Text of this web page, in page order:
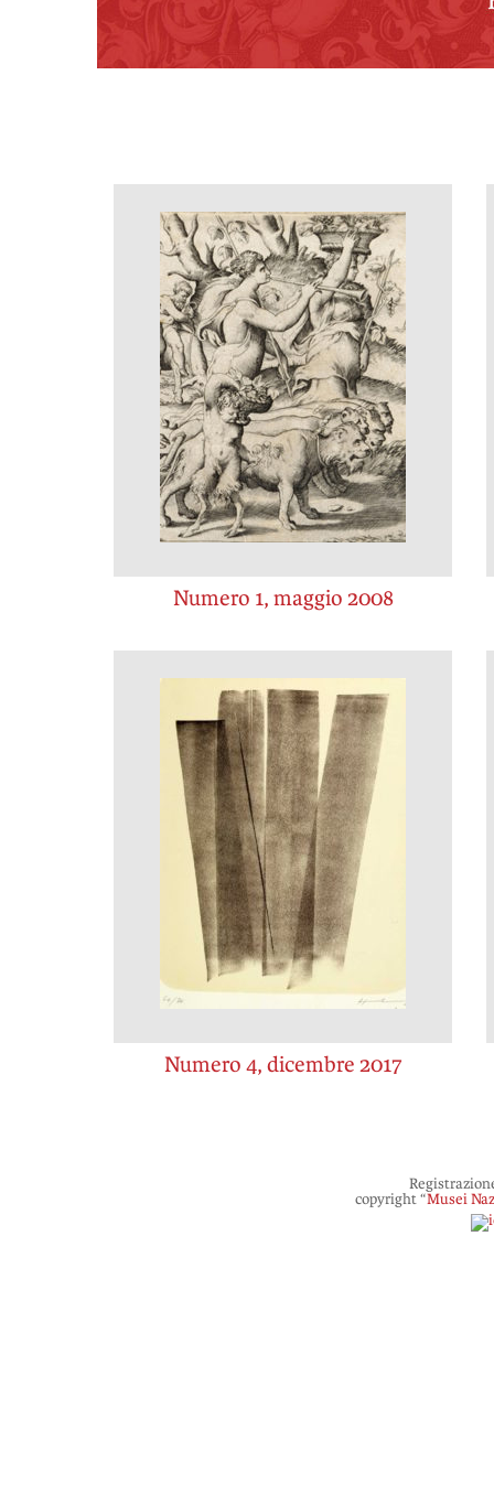
Numero 1, maggio 2008
Numero 4, dicembre 2017
copyright “Musei